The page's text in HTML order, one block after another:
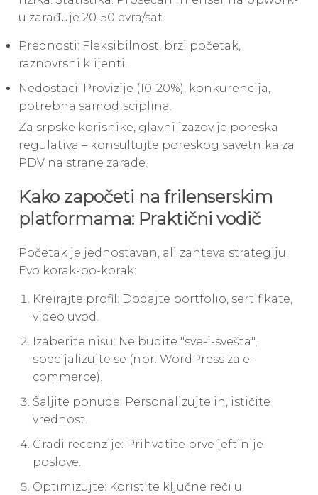
u zarađuje 20-50 evra/sat.
Prednosti: Fleksibilnost, brzi početak,
raznovrsni klijenti.
Nedostaci: Provizije (10-20%), konkurencija,
potrebna samodisciplina.
Za srpske korisnike, glavni izazov je poreska
regulativa – konsultujte poreskog savetnika za
PDV na strane zarade.
Kako započeti na frilenserskim
platformama: Praktični vodič
Početak je jednostavan, ali zahteva strategiju.
Evo korak-po-korak:
Kreirajte profil: Dodajte portfolio, sertifikate,
video uvod.
Izaberite nišu: Ne budite "sve-i-svešta",
specijalizujte se (npr. WordPress za e-
commerce).
Šaljite ponude: Personalizujte ih, ističite
vrednost.
Gradi recenzije: Prihvatite prve jeftinije
poslove.
Optimizujte: Koristite ključne reči u